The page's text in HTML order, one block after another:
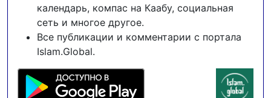
календарь, компас на Каабу, социальная
сеть и многое другое.
Все публикации и комментарии с портала
Islam.Global.